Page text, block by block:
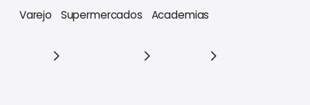
Varejo Supermercados Academias